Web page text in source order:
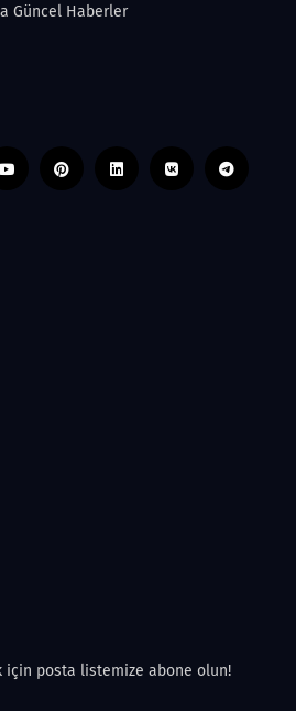
Güncel Haberler
için posta listemize abone olun!